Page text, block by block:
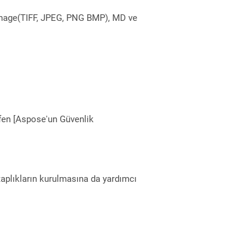
JPEG, PNG BMP), MD ve
[Aspose'un Güvenlik
kurulmasına da yardımcı